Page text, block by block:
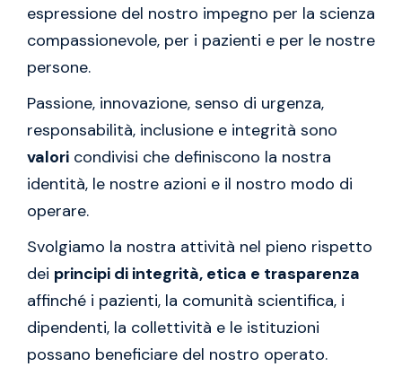
espressione del nostro impegno per la scienza
compassionevole, per i pazienti e per le nostre
persone.
Passione, innovazione, senso di urgenza,
responsabilità, inclusione e integrità sono
valori condivisi che definiscono la nostra
identità, le nostre azioni e il nostro modo di
operare.
Svolgiamo la nostra attività nel pieno rispetto
dei principi di integrità, etica e trasparenza
affinché i pazienti, la comunità scientifica, i
dipendenti, la collettività e le istituzioni
possano beneficiare del nostro operato.